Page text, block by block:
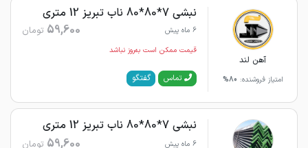
آهن لند
امتیاز فروشنده: 80%
نبشی 7*80*80 ناب تبریز 12 متری
6 ماه پیش 59,600 تومان
قیمت ممکن است به‌روز نباشد
تماس گفتگو
نبشی 7*80*80 ناب تبریز 12 متری
6 ماه پیش 59,600 تومان